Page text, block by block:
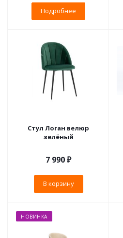
Подробнее
Стул Логан велюр
зелёный
7 990₽
В корзину
НОВИНКА